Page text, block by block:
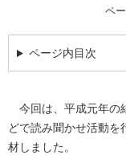
ペ
ページ内目次
今回は、平成元年の
どで読み聞かせ活動を
材しました。